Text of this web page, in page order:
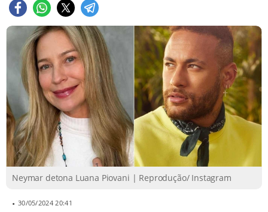
Neymar detona Luana Piovani | Reprodução/ Instagram
• 30/05/2024 20:41